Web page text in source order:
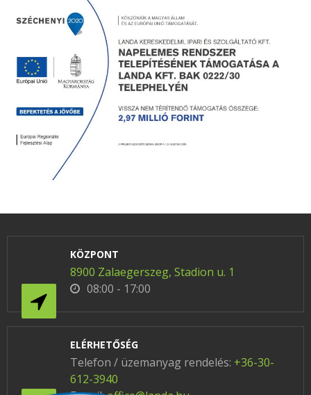
KÖZPONT
8900 Zalaegerszeg, Stadion u. 1
08:00 - 17:00
ELÉRHETŐSÉG
Telefon / üzemanyag rendelés: +36-30-
612-3940